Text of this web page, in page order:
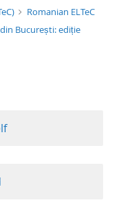
Romanian ELTeC
București: ediție